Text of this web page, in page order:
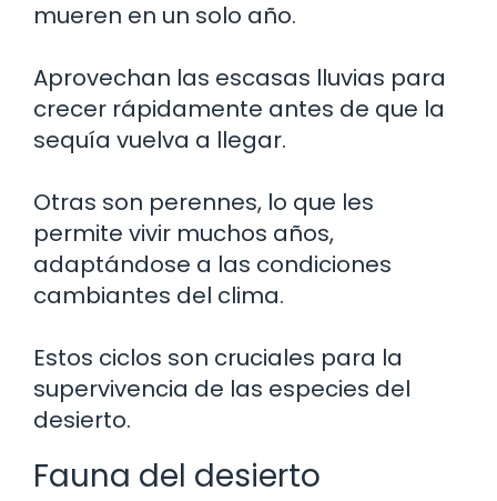
mueren en un solo año.
Aprovechan las escasas lluvias para
crecer rápidamente antes de que la
sequía vuelva a llegar.
Otras son perennes, lo que les
permite vivir muchos años,
adaptándose a las condiciones
cambiantes del clima.
Estos ciclos son cruciales para la
supervivencia de las especies del
desierto.
Fauna del desierto